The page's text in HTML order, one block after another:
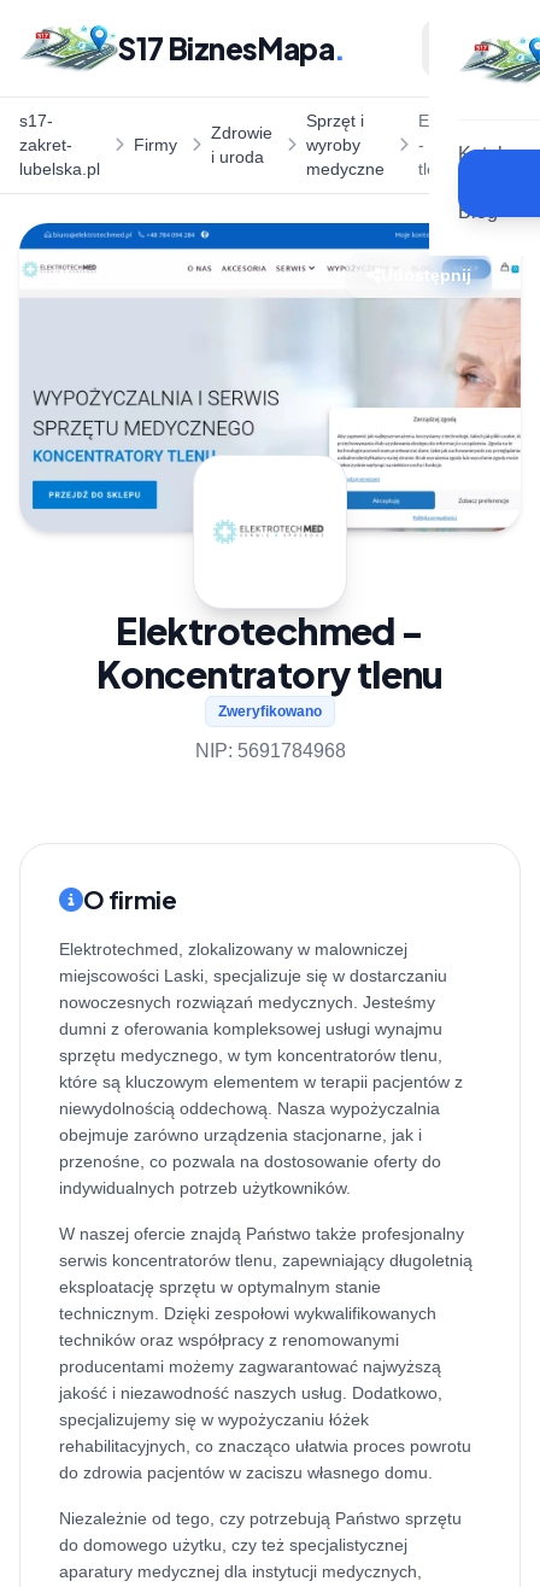
S17 BiznesMapa.
Katalog
Blog
s17-
zakret-
lubelska.pl
Firmy
Zdrowie
i uroda
Sprzęt i
wyroby
medyczne
Elektrotechmed
- Koncentratory
tlenu
Udostępnij
Elektrotechmed -
Koncentratory tlenu
Zweryfikowano
NIP: 5691784968
O firmie
Elektrotechmed, zlokalizowany w malowniczej
miejscowości Laski, specjalizuje się w dostarczaniu
nowoczesnych rozwiązań medycznych. Jesteśmy
dumni z oferowania kompleksowej usługi wynajmu
sprzętu medycznego, w tym koncentratorów tlenu,
które są kluczowym elementem w terapii pacjentów z
niewydolnością oddechową. Nasza wypożyczalnia
obejmuje zarówno urządzenia stacjonarne, jak i
przenośne, co pozwala na dostosowanie oferty do
indywidualnych potrzeb użytkowników.
W naszej ofercie znajdą Państwo także profesjonalny
serwis koncentratorów tlenu, zapewniający długoletnią
eksploatację sprzętu w optymalnym stanie
technicznym. Dzięki zespołowi wykwalifikowanych
techników oraz współpracy z renomowanymi
producentami możemy zagwarantować najwyższą
jakość i niezawodność naszych usług. Dodatkowo,
specjalizujemy się w wypożyczaniu łóżek
rehabilitacyjnych, co znacząco ułatwia proces powrotu
do zdrowia pacjentów w zaciszu własnego domu.
Niezależnie od tego, czy potrzebują Państwo sprzętu
do domowego użytku, czy też specjalistycznej
aparatury medycznej dla instytucji medycznych,